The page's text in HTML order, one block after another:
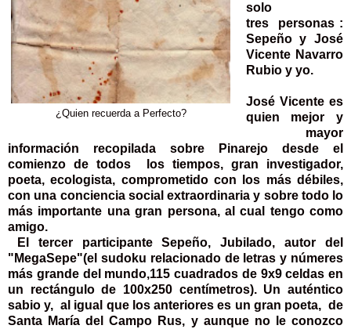
¿Quien recuerda a Perfecto?
solo
tres personas :
Sepeño y José
Vicente Navarro
Rubio y yo.
José Vicente es
quien mejor y
mayor
información recopilada sobre Pinarejo desde el
comienzo de todos los tiempos, gran investigador,
poeta, ecologista, comprometido con los más débiles,
con una conciencia social extraordinaria y sobre todo lo
más importante una gran persona, al cual tengo como
amigo.
El tercer participante Sepeño, Jubilado, autor del
"MegaSepe"(el sudoku relacionado de letras y númeres
más grande del mundo,115 cuadrados de 9x9 celdas en
un rectángulo de 100x250 centímetros). Un auténtico
sabio y, al igual que los anteriores es un gran poeta, de
Santa María del Campo Rus, y aunque no le conozco